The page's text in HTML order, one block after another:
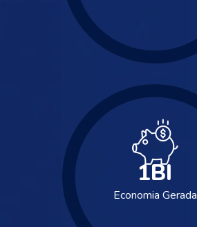
Economia Gerada
1BI